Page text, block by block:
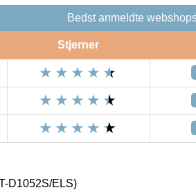
Bedst anmeldte
Stjerner
D1052S/ELS)